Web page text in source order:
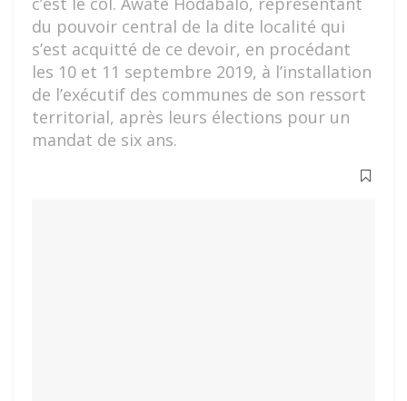
du pouvoir central de la dite localité qui
s’est acquitté de ce devoir, en procédant
les 10 et 11 septembre 2019, à l’installation
de l’exécutif des communes de son ressort
territorial, après leurs élections pour un
mandat de six ans.